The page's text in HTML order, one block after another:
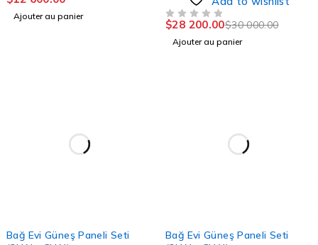
Ajouter au panier
$30 000.00
$28 200.00
Ajouter au panier
Bağ Evi Güneş Paneli Seti
Bağ Evi Güneş Paneli Seti